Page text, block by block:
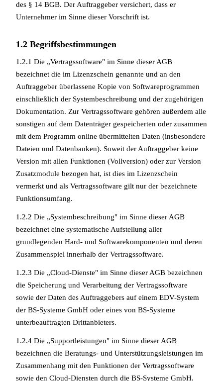
des § 14 BGB. Der Auftraggeber versichert, dass er
Unternehmer im Sinne dieser Vorschrift ist.
1.2 Begriffsbestimmungen
1.2.1 Die „Vertragssoftware" im Sinne dieser AGB
bezeichnet die im Lizenzschein genannte und an den
Auftraggeber überlassene Kopie von Softwareprogrammen
einschließlich der Systembeschreibung und der zugehörigen
Dokumentation. Zur Vertragssoftware gehören außerdem alle
sonstigen auf dem Datenträger gespeicherten oder zusammen
mit dem Programm online übermittelten Daten (insbesondere
Dateien und Datenbanken). Soweit der Auftraggeber keine
Version mit allen Funktionen (Vollversion) oder zur Version
Zusatzmodule bezogen hat, ist dies im Lizenzschein
vermerkt und als Vertragssoftware gilt nur der bezeichnete
Funktionsumfang.
1.2.2 Die „Systembeschreibung" im Sinne dieser AGB
bezeichnet eine systematische Aufstellung aller
grundlegenden Hard- und Softwarekomponenten und deren
Zusammenspiel innerhalb der Vertragssoftware.
1.2.3 Die „Cloud-Dienste" im Sinne dieser AGB bezeichnen
die Speicherung und Verarbeitung der Vertragssoftware
sowie der Daten des Auftraggebers auf einem EDV-System
der BS-Systeme GmbH oder eines von BS-Systeme
unterbeauftragten Drittanbieters.
1.2.4 Die „Supportleistungen" im Sinne dieser AGB
bezeichnen die Beratungs- und Unterstützungsleistungen im
Zusammenhang mit den Funktionen der Vertragssoftware
sowie den Cloud-Diensten durch die BS-Systeme GmbH.